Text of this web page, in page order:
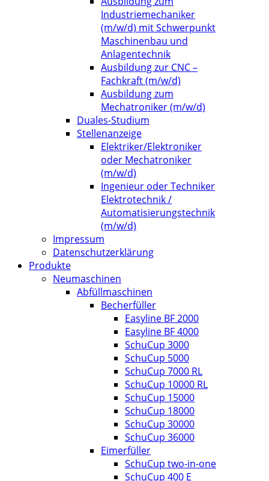
Industriemechaniker
(m/w/d) mit Schwerpunkt
Maschinenbau und
Anlagentechnik
Ausbildung zur CNC –
Fachkraft (m/w/d)
Ausbildung zum
Mechatroniker (m/w/d)
Duales-Studium
Stellenanzeige
Elektriker/Elektroniker
oder Mechatroniker
(m/w/d)
Ingenieur oder Techniker
Elektrotechnik /
Automatisierungstechnik
(m/w/d)
Impressum
Datenschutzerklärung
Produkte
Neumaschinen
Abfüllmaschinen
Becherfüller
Easyline BF 2000
Easyline BF 4000
SchuCup 3000
SchuCup 5000
SchuCup 7000 RL
SchuCup 10000 RL
SchuCup 15000
SchuCup 18000
SchuCup 30000
SchuCup 36000
Eimerfüller
SchuCup two-in-one
SchuCup 400 E